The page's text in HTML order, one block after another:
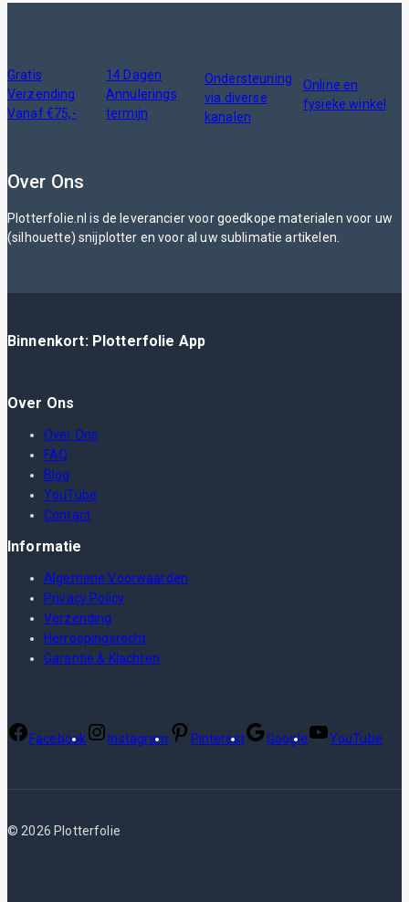
Gratis
Verzending
Vanaf €75,-
14 Dagen
Annulerings
termijn
Ondersteuning
via diverse
kanalen
Online en
fysieke winkel
Over Ons
Plotterfolie.nl is de leverancier voor goedkope materialen voor uw
(silhouette) snijplotter en voor al uw sublimatie artikelen.
Binnenkort: Plotterfolie App
Over Ons
Over Ons
FAQ
Blog
YouTube
Contact
Informatie
Algemene Voorwaarden
Privacy Policy
Verzending
Herroepingsrecht
Garantie & Klachten
Facebook Instagram Pinterest Google YouTube
© 2026 Plotterfolie